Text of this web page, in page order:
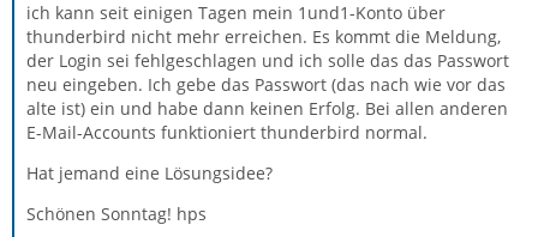
ich kann seit einigen Tagen mein 1und1-Konto über
thunderbird nicht mehr erreichen. Es kommt die Meldung,
der Login sei fehlgeschlagen und ich solle das das Passwort
neu eingeben. Ich gebe das Passwort (das nach wie vor das
alte ist) ein und habe dann keinen Erfolg. Bei allen anderen
E-Mail-Accounts funktioniert thunderbird normal.
Hat jemand eine Lösungsidee?
Schönen Sonntag! hps